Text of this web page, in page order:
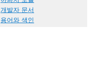
개발자 문서
용어와 색인